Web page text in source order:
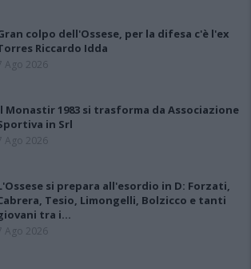
colpo dell'Ossese, per la difesa c'è l'ex
Riccardo Idda
7 Ago 2026
Monastir 1983 si trasforma da Associazione
in Srl
7 Ago 2026
si prepara all'esordio in D: Forzati,
Tesio, Limongelli, Bolzicco e tanti
tra i…
7 Ago 2026